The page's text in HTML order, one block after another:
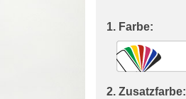
1. Farbe:
2. Zusatzfarbe: